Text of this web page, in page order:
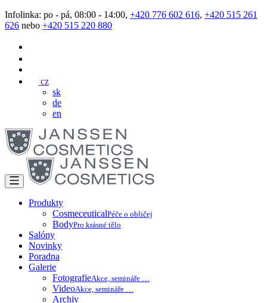
Infolinka: po - pá, 08:00 - 14:00, +420 776 602 616, +420 515 261
626 nebo +420 515 220 880
cz
sk
de
en
Produkty
CosmeceuticalPéče o obličej
BodyPro krásné tělo
Salóny
Novinky
Poradna
Galerie
FotografieAkce, semináře …
VideoAkce, semináře …
Archiv